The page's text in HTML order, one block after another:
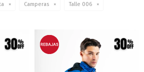
Camperas Talle 006